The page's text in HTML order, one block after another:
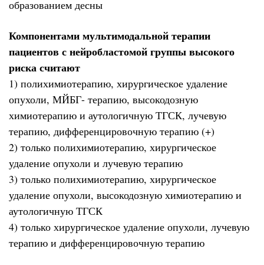
образованием десны
Компонентами мультимодальной терапии
пациентов с нейробластомой группы высокого
риска считают
1) полихимиотерапию, хирургическое удаление
опухоли, МЙБГ- терапию, высокодозную
химиотерапию и аутологичную ТГСК, лучевую
терапию, дифференцировочную терапию (+)
2) только полихимиотерапию, хирургическое
удаление опухоли и лучевую терапию
3) только полихимиотерапию, хирургическое
удаление опухоли, высокодозную химиотерапию и
аутологичную ТГСК
4) только хирургическое удаление опухоли, лучевую
терапию и дифференцировочную терапию